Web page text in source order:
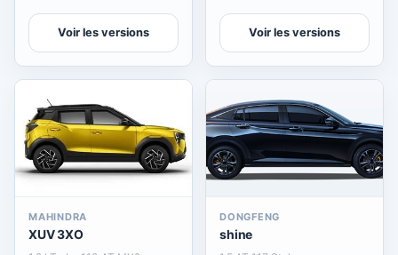
Voir les versions Voir les versions
MAHINDRA
XUV 3XO
DONGFENG
shine